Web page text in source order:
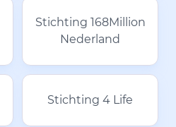
Stichting 168Million
Nederland
Stichting 4 Life